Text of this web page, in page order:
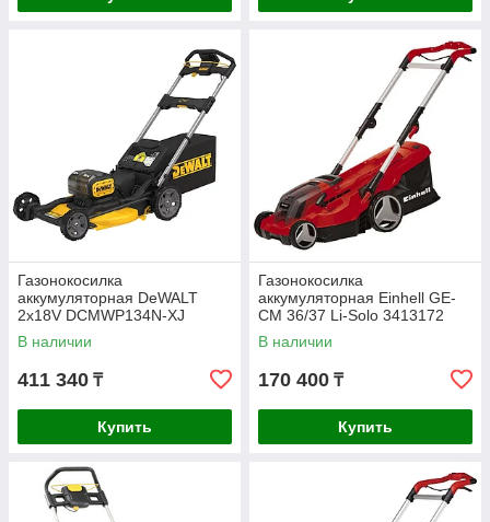
Газонокосилка
аккумуляторная DeWALT
2х18V DCMWP134N-XJ
В наличии
411 340 ₸
Купить
Газонокосилка
аккумуляторная Einhell GE-
CM 36/37 Li-Solo 3413172
В наличии
170 400 ₸
Купить